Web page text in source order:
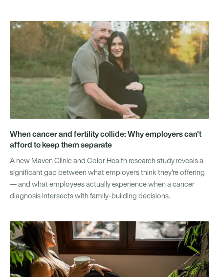
When cancer and fertility collide: Why employers can't
afford to keep them separate
A new Maven Clinic and Color Health research study reveals a
significant gap between what employers think they're offering
— and what employees actually experience when a cancer
diagnosis intersects with family-building decisions.